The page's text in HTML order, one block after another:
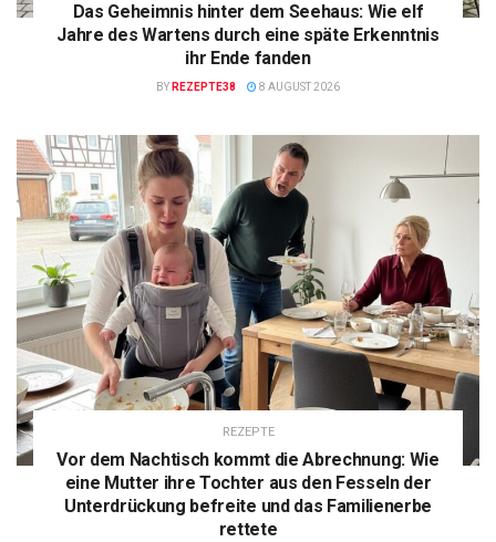
Das Geheimnis hinter dem Seehaus: Wie elf
Jahre des Wartens durch eine späte Erkenntnis
ihr Ende fanden
BY REZEPTE38 8 AUGUST 2026
REZEPTE
Vor dem Nachtisch kommt die Abrechnung: Wie
eine Mutter ihre Tochter aus den Fesseln der
Unterdrückung befreite und das Familienerbe
rettete